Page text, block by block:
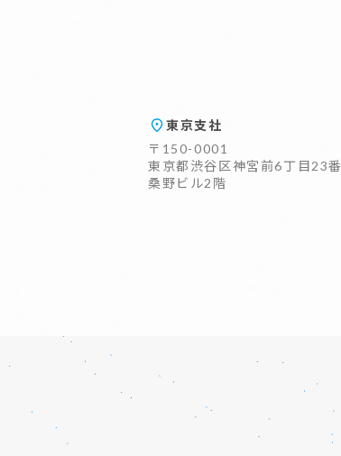
東京支社
〒150-0001
東京都渋谷区神宮前6丁目23
桑野ビル2階